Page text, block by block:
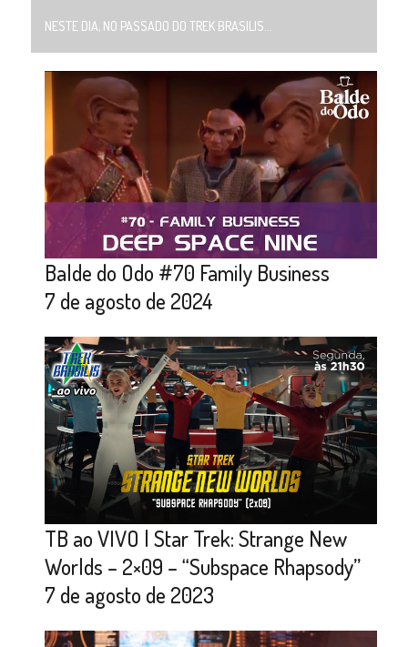
NESTE DIA, NO PASSADO DO TREK BRASILIS...
Balde do Odo #70 Family Business
7 de agosto de 2024
TB ao VIVO | Star Trek: Strange New
Worlds – 2×09 – “Subspace Rhapsody”
7 de agosto de 2023